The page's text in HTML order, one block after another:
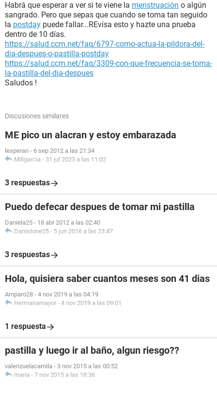
Habrá que esperar a ver si te viene la menstruación o algún
sangrado. Pero que sepas que cuando se toma tan seguido
la postday puede fallar...REvisa esto y hazte una prueba
dentro de 10 días.
https://salud.ccm.net/faq/6797-como-actua-la-pildora-del-
dia-despues-o-pastilla-postday
https://salud.ccm.net/faq/3309-con-que-frecuencia-se-toma-
la-pastilla-del-dia-despues
Saludos !
Discusiones similares
ME pico un alacran y estoy embarazada
lesperan - 6 sep 2012 a las 21:34
Miligarcia - 31 jul 2023 a las 11:02
3 respuestas
Puedo defecar despues de tomar mi pastilla
Daniela25 - 18 abr 2012 a las 02:40
Danistone25 - 5 jun 2016 a las 23:47
3 respuestas
Hola, quisiera saber cuantos meses son 41 dias
Amparo28 - 4 nov 2019 a las 04:19
Hermanamayor - 4 nov 2019 a las 09:01
1 respuesta
pastilla y luego ir al baño, algun riesgo??
valenzuelacamila - 3 nov 2015 a las 00:52
maria - 7 nov 2015 a las 18:36